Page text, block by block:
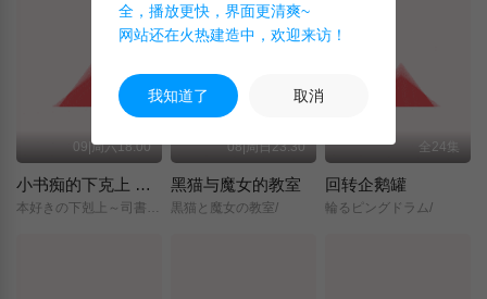
09|周六18:00
小书痴的下克上 〜为了成为图书管理员而不择手段〜 领主的养女
本好きの下剋上～司書になるためには手段を選んでいられません～/領主の養女/
08|周日23:30
黑猫与魔女的教室
黒猫と魔女の教室/
全24集
回转企鹅罐
輪るピングドラム/
全，播放更快，界面更清爽~
网站还在火热建造中，欢迎来访！
我知道了 取消